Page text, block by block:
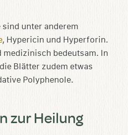
unter anderem
, Hypericin und Hyperforin.
bedeutsam. In
Blätter zudem etwas
Polyphenole.
zur Heilung